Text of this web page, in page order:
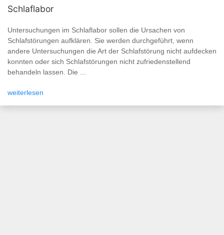
Schlaflabor
Untersuchungen im Schlaflabor sollen die Ursachen von
Schlafstörungen aufklären. Sie werden durchgeführt, wenn
andere Untersuchungen die Art der Schlafstörung nicht aufdecken
konnten oder sich Schlafstörungen nicht zufriedenstellend
behandeln lassen. Die ...
weiterlesen